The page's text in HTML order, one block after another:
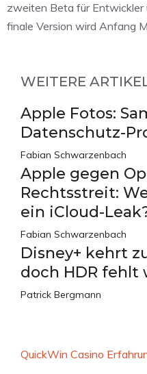
zweiten Beta für Entwickler
finale Version wird Anfang
WEITERE
Apple Fotos:
Datenschutz-
Fabian Schwarzenbach
Apple gegen
Rechtsstreit:
ein iCloud-
Fabian Schwarzenbach
Disney+ kehrt
doch HDR fehlt
Patrick Bergmann
QuickWin Casino